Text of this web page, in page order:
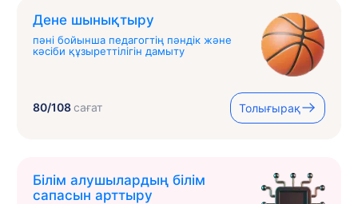
Дене шынықтыру
пәні бойынша педагогтің пәндік және
кәсіби құзыреттілігін дамыту
80/108сағат Толығырақ
Білім алушылардың білім
сапасын арттыру